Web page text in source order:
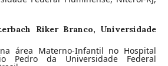
Riker Branco, Universidade
área Materno-Infantil no Hospital
Pedro da Universidade Federal